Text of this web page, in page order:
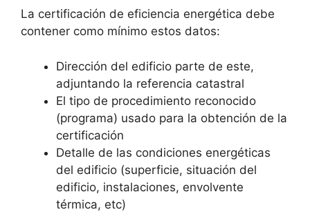
La certificación de eficiencia energética debe
contener como mínimo estos datos:
Dirección del edificio parte de este,
adjuntando la referencia catastral
El tipo de procedimiento reconocido
(programa) usado para la obtención de la
certificación
Detalle de las condiciones energéticas
del edificio (superficie, situación del
edificio, instalaciones, envolvente
térmica, etc)